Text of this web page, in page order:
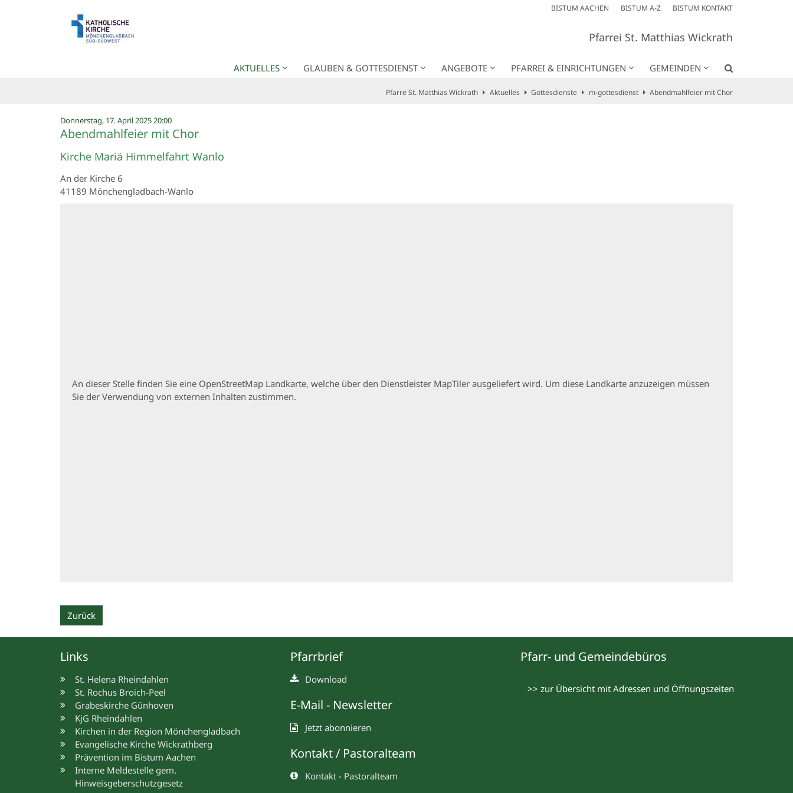
BISTUM AACHEN BISTUM A-Z BISTUM KONTAKT
Pfarrei St. Matthias Wickrath
AKTUELLES GLAUBEN & GOTTESDIENST ANGEBOTE PFARREI & EINRICHTUNGEN GEMEINDEN
Pfarre St. Matthias Wickrath Aktuelles Gottesdienste m-gottesdienst Abendmahlfeier mit Chor
Donnerstag, 17. April 2025 20:00:
Abendmahlfeier mit Chor
Kirche Mariä Himmelfahrt Wanlo
An der Kirche 6
41189 Mönchengladbach-Wanlo
An dieser Stelle finden Sie eine OpenStreetMap Landkarte, welche über den Dienstleister MapTiler ausgeliefert wird. Um diese Landkarte anzuzeigen müssen
Sie der Verwendung von externen Inhalten zustimmen.
Zurück
Links
St. Helena Rheindahlen
St. Rochus Broich-Peel
Grabeskirche Günhoven
KjG Rheindahlen
Kirchen in der Region Mönchengladbach
Evangelische Kirche Wickrathberg
Prävention im Bistum Aachen
Interne Meldestelle gem.
Hinweisgeberschutzgesetz
Pfarrbrief
Download
E-Mail - Newsletter
Jetzt abonnieren
Kontakt / Pastoralteam
Kontakt - Pastoralteam
Pfarr- und Gemeindebüros
>> zur Übersicht mit Adressen und Öffnungszeiten